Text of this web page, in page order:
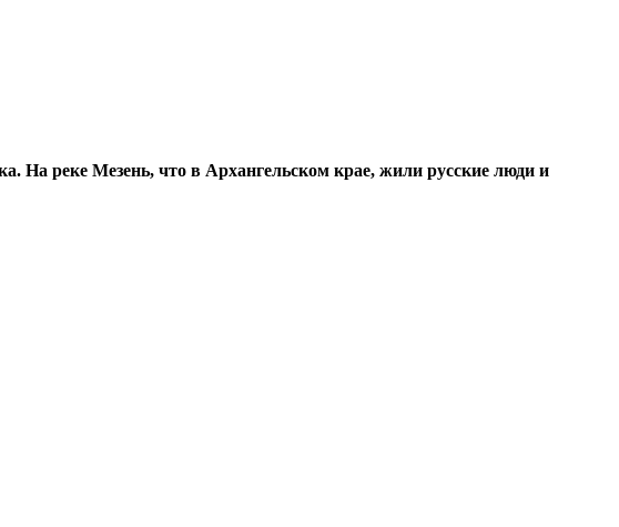
На реке Мезень, что в Архангельском крае, жили русские люди и